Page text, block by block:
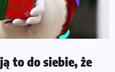
to do siebie, że